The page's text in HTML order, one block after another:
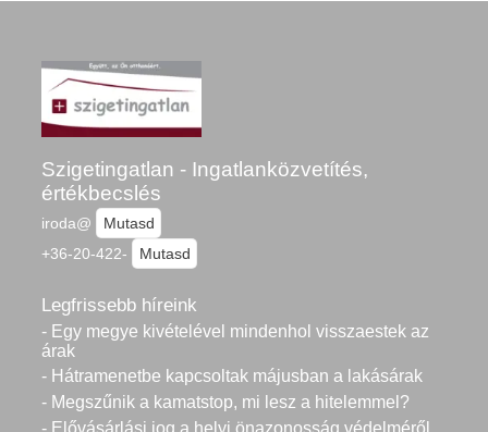
Szigetingatlan - Ingatlanközvetítés,
értékbecslés
iroda@
Mutasd
+36-20-422-
Mutasd
Legfrissebb híreink
- Egy megye kivételével mindenhol visszaestek az
árak
- Hátramenetbe kapcsoltak májusban a lakásárak
- Megszűnik a kamatstop, mi lesz a hitelemmel?
- Elővásárlási jog a helyi önazonosság védelméről